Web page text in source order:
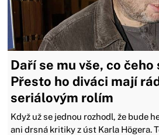
Daří se mu vše, co čeho
Přesto ho diváci mají
seriálovým rolím
Když už se jednou rozhodl, že bude
ani drsná kritiky z úst Karla Högera.